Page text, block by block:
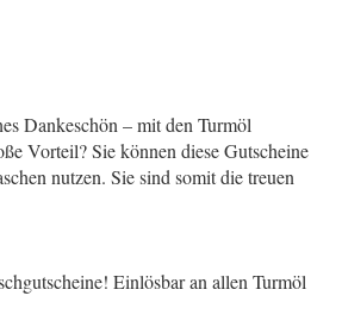
Dankeschön – mit den Turmöl
Vorteil? Sie können diese Gutscheine
nutzen. Sie sind somit die treuen
Einlösbar an allen Turmöl